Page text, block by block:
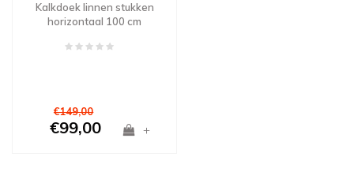
Kalkdoek linnen stukken
horizontaal 100 cm
€149,00
€99,00 +